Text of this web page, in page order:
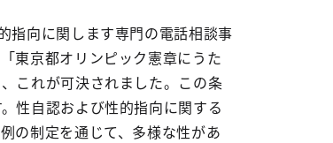
指向に関します専門の電話相談事
東京都オリンピック憲章にうた
これが可決されました。この条
性自認および性的指向に関する
の制定を通じて、多様な性があ